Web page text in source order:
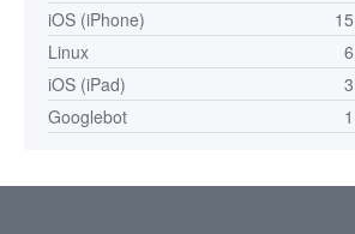
iOS (iPhone)
15
Linux
6
iOS (iPad)
3
Googlebot
1